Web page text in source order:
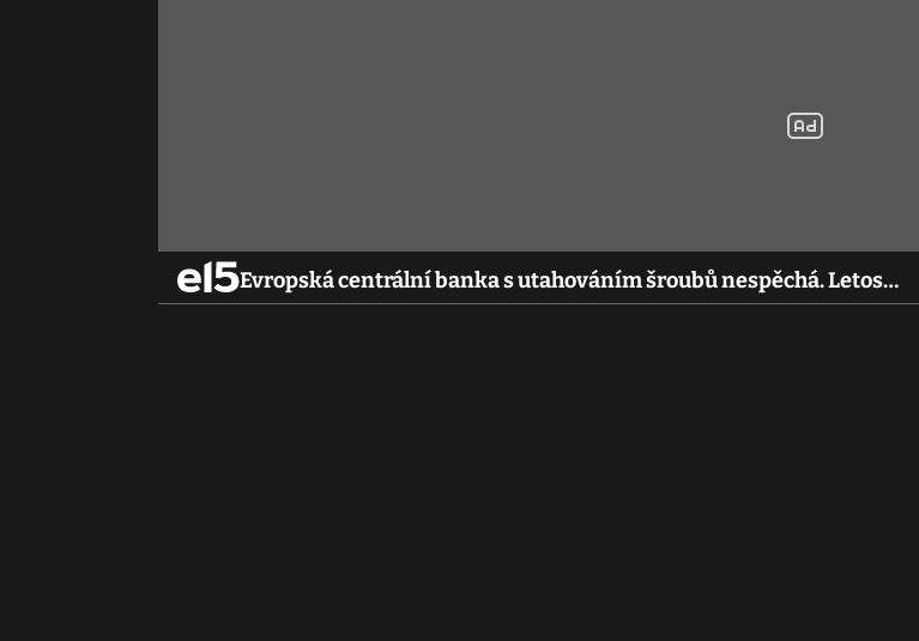
Evropská centrální banka s utahováním šroubů nespěchá. Letos…